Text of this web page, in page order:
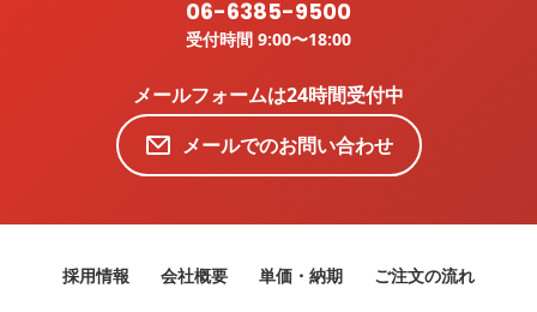
06-6385-9500
受付時間 9:00〜18:00
メールフォームは24時間受付中
メールでのお問い合わせ
採用情報 会社概要 単価・納期 ご注文の流れ